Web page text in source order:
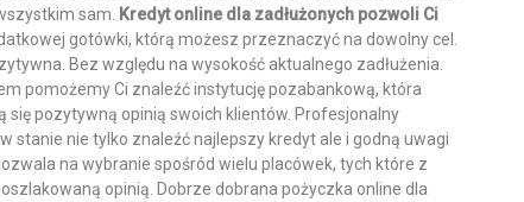
sam.
Kredyt online dla zadłużonych pozwoli Ci
gotówki, którą możesz przeznaczyć na dowolny cel.
Bez względu na wysokość aktualnego zadłużenia.
pomożemy Ci znaleźć instytucję pozabankową, która
się pozytywną opinią swoich klientów. Profesjonalny
stanie nie tylko znaleźć najlepszy kredyt ale i godną uwagi
na wybranie spośród wielu placówek, tych które z
opinią. Dobrze dobrana pożyczka online dla